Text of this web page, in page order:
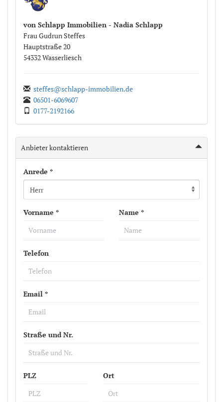
von Schlapp Immobilien - Nadia Schlapp
FrauGudrun Steffes
Hauptstraße20
54332Wasserliesch
steffes@schlapp-immobilien.de
06501-6069607
0177-2192166
Anbieter kontaktieren
Anrede *
Vorname * Name *
Telefon
Email *
Straße und Nr.
PLZ Ort